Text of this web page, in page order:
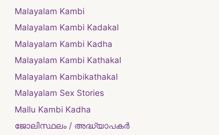
Malayalam Kambi
Malayalam Kambi Kadakal
Malayalam Kambi Kadha
Malayalam Kambi Kathakal
Malayalam Kambikathakal
Malayalam Sex Stories
Mallu Kambi Kadha
ജോലിസ്ഥലം / അദ്ധ്യാപകർ